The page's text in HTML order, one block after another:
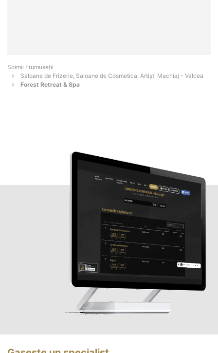
Șoimii Frumuseții
Saloane de Frizerie, Saloane de Cosmetica, Artiști Machiaj - Valcea
Forest Retreat & Spa